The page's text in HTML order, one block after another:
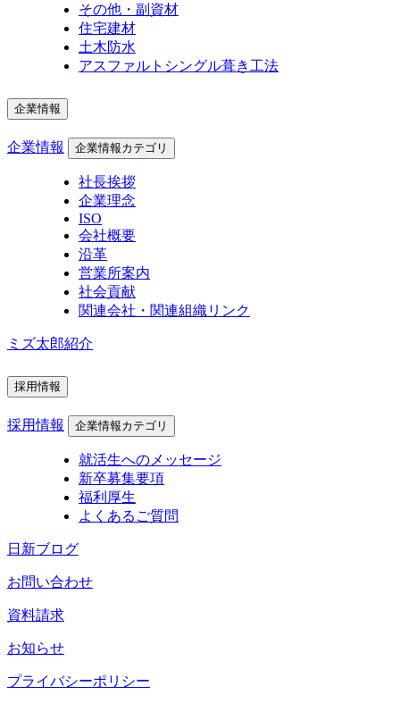
その他・副資材
住宅建材
土木防水
アスファルトシングル葺き工法
企業情報
企業情報 企業情報カテゴリ
社長挨拶
企業理念
ISO
会社概要
沿革
営業所案内
社会貢献
関連会社・関連組織リンク
ミズ太郎紹介
採用情報
採用情報 企業情報カテゴリ
就活生へのメッセージ
新卒募集要項
福利厚生
よくあるご質問
日新ブログ
お問い合わせ
資料請求
お知らせ
プライバシーポリシー